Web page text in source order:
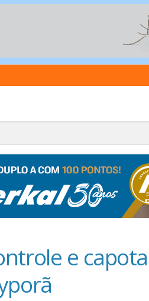
e capota